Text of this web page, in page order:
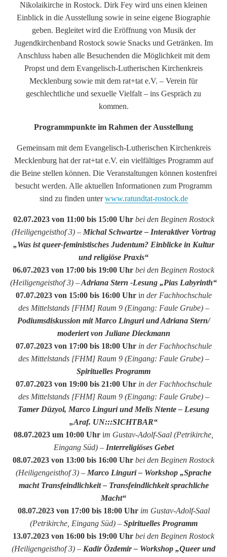
Nikolaikirche in Rostock. Dirk Fey wird uns einen kleinen
Einblick in die Ausstellung sowie in seine eigene Biographie
geben. Begleitet wird die Eröffnung von Musik der
Jugendkirchenband Rostock sowie Snacks und Getränken. Im
Anschluss haben alle Besuchenden die Möglichkeit mit dem
Propst und dem Evangelisch-Lutherischen Kirchenkreis
Mecklenburg sowie mit dem rat+tat e.V. – Verein für
geschlechtliche und sexuelle Vielfalt – ins Gespräch zu
kommen.
Programmpunkte im Rahmen der Ausstellung
Gemeinsam mit dem Evangelisch-Lutherischen Kirchenkreis
Mecklenburg hat der rat+tat e.V. ein vielfältiges Programm auf
die Beine stellen können. Die Veranstaltungen können kostenfrei
besucht werden. Alle aktuellen Informationen zum Programm
sind zu finden unterwww.ratundtat-rostock.de
02.07.2023 von 11:00 bis 15:00 Uhr bei den Beginen Rostock
(Heiligengeisthof 3) –Michal Schwartze – Interaktiver Vortrag
„Was ist queer-feministisches Judentum? Einblicke in Kultur
und religiöse Praxis“
06.07.2023 von 17:00 bis 19:00 Uhr bei den Beginen Rostock
(Heiligengeisthof 3) –Adriana Stern -Lesung „Pias Labyrinth“
07.07.2023 von 15:00 bis 16:00 Uhrin der Fachhochschule
des Mittelstands [FHM] Raum 9 (Eingang: Faule Grube)–
Podiumsdiskussion mit Marco Linguri und Adriana Stern/
moderiert von Juliane Dieckmann
07.07.2023 von 17:00 bis 18:00 Uhrin der Fachhochschule
des Mittelstands [FHM] Raum 9 (Eingang: Faule Grube)–
Spirituelles Programm
07.07.2023 von 19:00 bis 21:00 Uhr in der Fachhochschule
des Mittelstands [FHM] Raum 9 (Eingang: Faule Grube)–
Tamer Düzyol, Marco Linguri und Melis Ntente – Lesung
„Araf. UN:::SICHTBAR“
08.07.2023 um 10:00 Uhr im Gustav-Adolf-Saal (Petrikirche,
Eingang Süd)–Interreligiöses Gebet
08.07.2023 von 13:00 bis 16:00 Uhr bei den Beginen Rostock
(Heiligengeisthof 3) – Marco Linguri – Workshop „Sprache
macht Transfeindlichkeit – Transfeindlichkeit sprachliche
Macht“
08.07.2023 von 17:00 bis 18:00 Uhr im Gustav-Adolf-Saal
(Petrikirche, Eingang Süd)– Spirituelles Programm
13.07.2023 von 16:00 bis 19:00 Uhr bei den Beginen Rostock
(Heiligengeisthof 3) – Kadir Özdemir – Workshop „Queer und